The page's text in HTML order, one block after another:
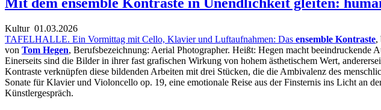
Kultur01.03.2026
TAFELHALLE. Ein Vormittag mit Cello, Klavier und Luftaufnahmen: Das ensemble Kontraste,
von Tom Hegen, Berufsbezeichnung: Aerial Photographer. Heißt: Hegen macht
Einerseits sind die Bilder in ihrer fast grafischen Wirkung von hohem ästhetischem Wert,
Kontraste verknüpfen diese bildenden Arbeiten mit drei Stücken, die die Ambivalenz des
Sonate für Klavier und Violoncello op. 19, eine emotionale Reise aus der Finsternis ins Licht an
Künstlergespräch.